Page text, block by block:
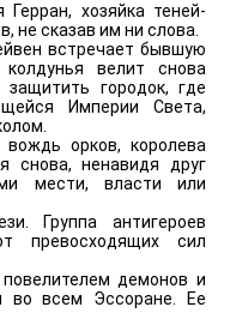
хозяйка теней-
не сказав им ни слова.
встречает бывшую
колдунья велит снова
городок, где
Империи Света,
орков, королева
снова, ненавидя друг
мести, власти или
Группа антигероев
превосходящих сил
демонов и
во всем Эссоране. Ее